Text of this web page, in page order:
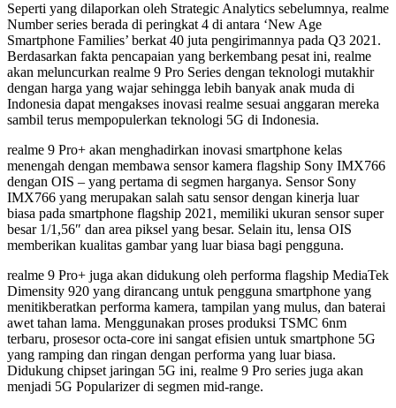
Seperti yang dilaporkan oleh Strategic Analytics sebelumnya, realme
Number series berada di peringkat 4 di antara ‘New Age
Smartphone Families’ berkat 40 juta pengirimannya pada Q3 2021.
Berdasarkan fakta pencapaian yang berkembang pesat ini, realme
akan meluncurkan realme 9 Pro Series dengan teknologi mutakhir
dengan harga yang wajar sehingga lebih banyak anak muda di
Indonesia dapat mengakses inovasi realme sesuai anggaran mereka
sambil terus mempopulerkan teknologi 5G di Indonesia.
realme 9 Pro+ akan menghadirkan inovasi smartphone kelas
menengah dengan membawa sensor kamera flagship Sony IMX766
dengan OIS – yang pertama di segmen harganya. Sensor Sony
IMX766 yang merupakan salah satu sensor dengan kinerja luar
biasa pada smartphone flagship 2021, memiliki ukuran sensor super
besar 1/1,56″ dan area piksel yang besar. Selain itu, lensa OIS
memberikan kualitas gambar yang luar biasa bagi pengguna.
realme 9 Pro+ juga akan didukung oleh performa flagship MediaTek
Dimensity 920 yang dirancang untuk pengguna smartphone yang
menitikberatkan performa kamera, tampilan yang mulus, dan baterai
awet tahan lama. Menggunakan proses produksi TSMC 6nm
terbaru, prosesor octa-core ini sangat efisien untuk smartphone 5G
yang ramping dan ringan dengan performa yang luar biasa.
Didukung chipset jaringan 5G ini, realme 9 Pro series juga akan
menjadi 5G Popularizer di segmen mid-range.